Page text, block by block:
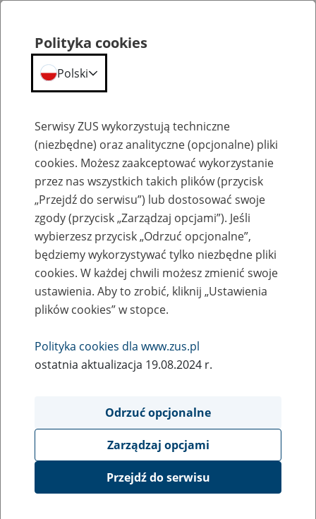
Szkolenia
Zaproś ZUS do siebie - zakładanie profili
eZUS w siedzibie Twojej firmy
Rodzaj wydarzenia
Szkolenia
Obszar merytoryczny
obsługa klientów
Opis wydarzenia
Platforma Usług Elektronicznych ZUS eZUS
Polityka cookies
Polski
Serwisy ZUS wykorzystują techniczne
(niezbędne) oraz analityczne (opcjonalne) pliki
cookies. Możesz zaakceptować wykorzystanie
przez nas wszystkich takich plików (przycisk
„Przejdź do serwisu”) lub dostosować swoje
zgody (przycisk „Zarządzaj opcjami”). Jeśli
wybierzesz przycisk „Odrzuć opcjonalne”,
będziemy wykorzystywać tylko niezbędne pliki
cookies. W każdej chwili możesz zmienić swoje
ustawienia. Aby to zrobić, kliknij „Ustawienia
plików cookies” w stopce.
Polityka cookies dla www.zus.pl
ostatnia aktualizacja 19.08.2024 r.
Odrzuć opcjonalne
Zarządzaj opcjami
Przejdź do serwisu